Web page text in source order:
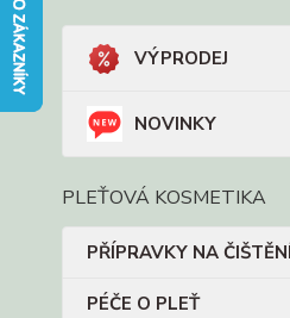
VÝPRODEJ
NOVINKY
PLEŤOVÁ KOSMETIKA
PŘÍPRAVKY NA
PÉČE O PLEŤ